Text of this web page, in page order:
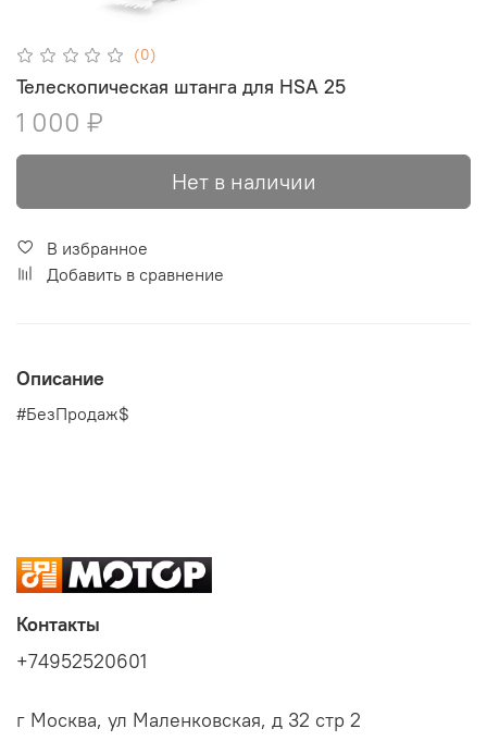
(0)
Телескопическая штанга для HSA 25
1 000 ₽
Нет в наличии
В избранное
Добавить в сравнение
Описание
#БезПродаж$
Контакты
+74952520601
г Москва, ул Маленковская, д 32 стр 2